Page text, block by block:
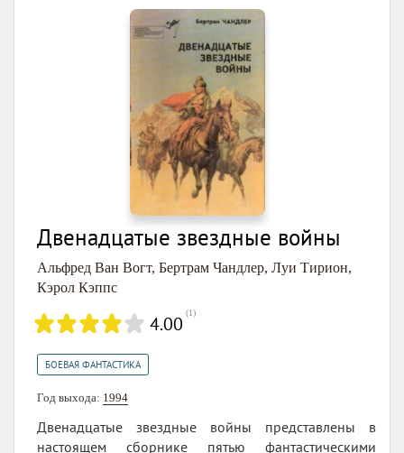
Двенадцатые звездные войны
Альфред Ван Вогт, Бертрам Чандлер, Луи Тирион,
Кэрол Кэппс
4.00 (1)
БОЕВАЯ ФАНТАСТИКА
Год выхода: 1994
Двенадцатые звездные войны представлены в
настоящем сборнике пятью фантастическими